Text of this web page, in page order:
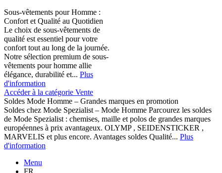
Sous-vêtements pour Homme :
Confort et Qualité au Quotidien
Le choix de sous-vêtements de
qualité est essentiel pour votre
confort tout au long de la journée.
Notre sélection premium de sous-
vêtements pour homme allie
élégance, durabilité et... Plus
d'information
Accéder à la catégorie Vente
Soldes Mode Homme – Grandes marques en promotion
Soldes chez Mode Spezialist – Mode Homme Parcourez les soldes
de Mode Spezialist : chemises, maille et polos de grandes marques
européennes à prix avantageux. OLYMP , SEIDENSTICKER ,
MARVELIS et plus encore. Avantages soldes Qualité... Plus
d'information
Menu
FR